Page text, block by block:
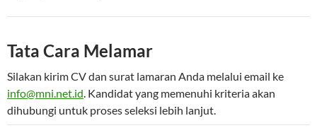
Tata Cara Melamar
Silakan kirim CV dan surat lamaran Anda melalui email ke
info@mni.net.id. Kandidat yang memenuhi kriteria akan
dihubungi untuk proses seleksi lebih lanjut.